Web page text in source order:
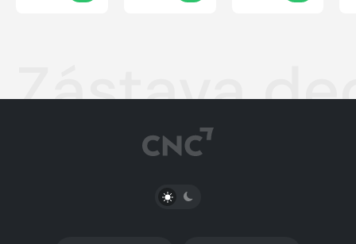
Zástava
PŘEPNOUT SVĚTLÝ/TMAVÝ REŽIM